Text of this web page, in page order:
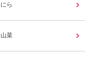
にら
山菜